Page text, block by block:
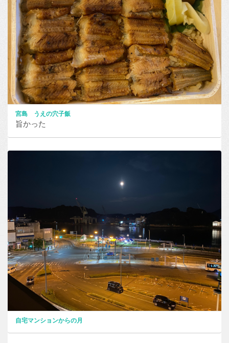
宮島 うえの穴子飯
旨かった
自宅マンションからの月